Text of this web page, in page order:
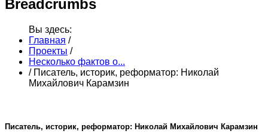
Breadcrumbs
Вы здесь:
Главная /
Проекты /
Несколько фактов о...
/ Писатель, историк, реформатор: Николай
Михайлович Карамзин
Писатель, историк, реформатор: Николай Михайлович Карамзин